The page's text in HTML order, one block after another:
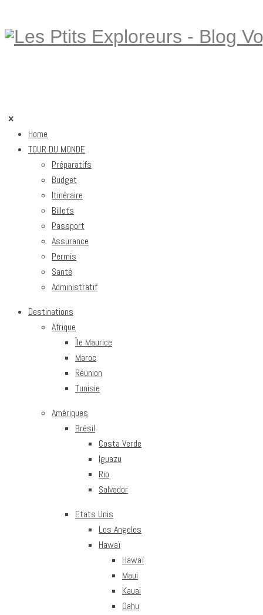
Home
TOUR DU MONDE
Préparatifs
Budget
Itinéraire
Billets
Passport
Assurance
Permis
Santé
Administratif
Destinations
Afrique
Île Maurice
Maroc
Réunion
Tunisie
Amériques
Brésil
Costa Verde
Iguazu
Rio
Salvador
Etats Unis
Los Angeles
Hawaï
Hawaï
Maui
Kauai
Oahu